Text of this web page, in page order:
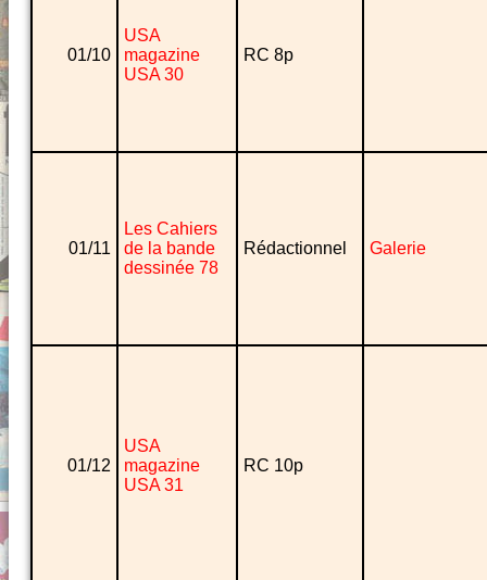
01/10
USA
magazine
USA 30
RC 8p
01/11
Les Cahiers
de la bande
dessinée 78
Rédactionnel Galerie
01/12
USA
magazine
USA 31
RC 10p